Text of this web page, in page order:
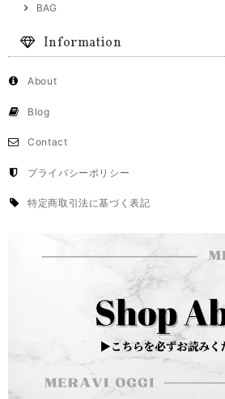
BAG
Information
About
Blog
Contact
プライバシーポリシー
特定商取引法に基づく表記